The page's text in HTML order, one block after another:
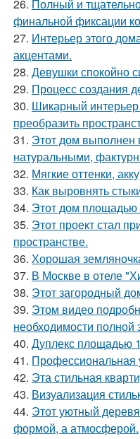
26. Полный и
финальной фиксации
27. Интерьер этого
акцентами.
28. Девушки спокойно
29. Процесс создания
30. Шикарный интерьер
преобразить
31. Этот дом выполнен
натуральными,
32. Мягкие оттенки,
33. Как выровнять
34. Этот дом площадью
35. Этот проект стал
пространстве.
36. Хорошая
37. В Москве в отеле
38. Этот загородный
39. Этом видео
необходимости полной
40. Дуплекс площадью
41. Профессиональная
42. Эта стильная
43. Визуализация
44. Этот уютный
формой, а атмосферой.